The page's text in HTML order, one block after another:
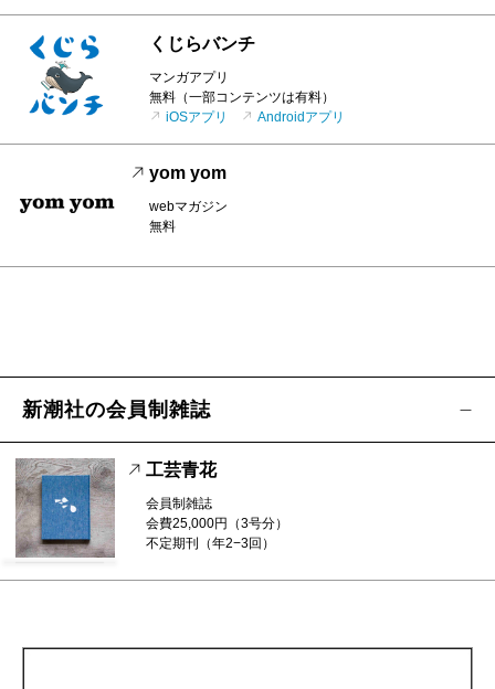
くじらバンチ
マンガアプリ
無料（一部コンテンツは有料）
iOSアプリ
Androidアプリ
yom yom
webマガジン
無料
新潮社の会員制雑誌
工芸青花
会員制雑誌
会費25,000円（3号分）
不定期刊（年2−3回）